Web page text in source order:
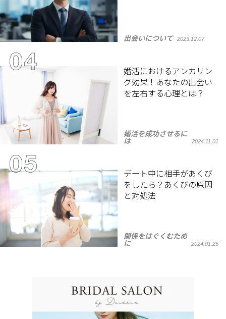
出会いについて 2023.12.07
婚活におけるアンカリン
グ効果！あなたの出会い
を左右する心理とは？
婚活を成功させるに
は
2024.11.01
デート中に相手があくび
をしたら？あくびの原因
と対処法
関係をはぐくむため
に
2024.01.25